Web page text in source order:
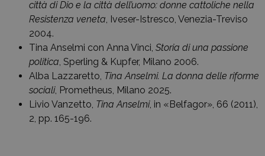
città di Dio e la città dell’uomo: donne cattoliche nella
Resistenza veneta, Iveser-Istresco, Venezia-Treviso
2004.
Tina Anselmi con Anna Vinci, Storia di una passione
politica, Sperling & Kupfer, Milano 2006.
Alba Lazzaretto, Tina Anselmi. La donna delle riforme
sociali, Prometheus, Milano 2025.
Livio Vanzetto, Tina Anselmi, in «Belfagor», 66 (2011),
2, pp. 165-196.